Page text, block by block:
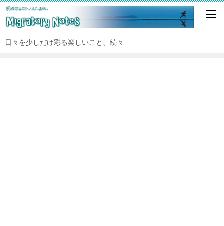
日々を少しだけ彩る楽しいこと、続々